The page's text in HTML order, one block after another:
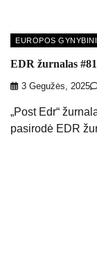
EUROPOS
EDR žurnalas
3 Gegužės, 2025
„Post Edr“
pasirodė EDR